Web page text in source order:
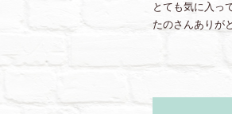
とても気に入っ
たのさんありが